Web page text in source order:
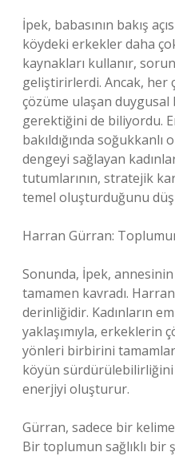
İpek, babasının bakış
köydeki erkekler daha
kaynakları kullanır,
geliştirirlerdi. Ancak, her
çözüme ulaşan duygusal
gerektiğini de biliyordu.
bakıldığında
dengeyi sağlayan
tutumlarının, stratejik
temel oluşturduğunu
Harran Gürran:
Sonunda, İpek,
tamamen kavradı.
derinliğidir. Kadınların
yaklaşımıyla, erkeklerin
yönleri birbirini tamamlar.
köyün
enerjiyi oluşturur.
Gürran, sadece bir
Bir toplumun sağlıklı bir